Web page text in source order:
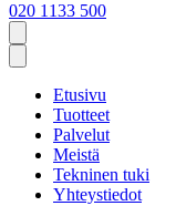
020 1133 500
Etusivu
Tuotteet
Palvelut
Meistä
Tekninen tuki
Yhteystiedot